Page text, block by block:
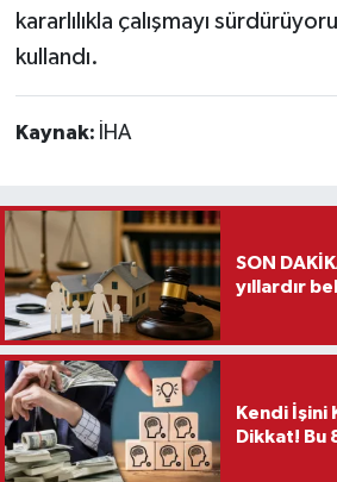
kararlılıkla çalışmayı
kullandı.
Kaynak: İHA
SON DAKİKA!
yıllardır
Kendi İşini
Dikkat! Bu